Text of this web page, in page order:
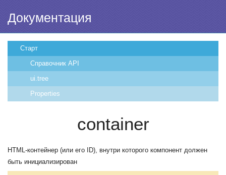
Документация
Старт
Справочник API
ui.tree
Properties
container
HTML-контейнер (или его ID), внутри которого компонент должен
быть инициализирован